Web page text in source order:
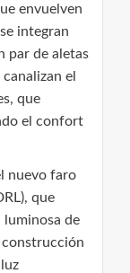
envuelven
integran
par de aletas
el
que
el confort
nuevo faro
que
luminosa de
construcción